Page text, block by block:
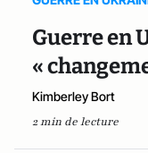
Guerre en
«
Kimberley Bort
2 min de lecture